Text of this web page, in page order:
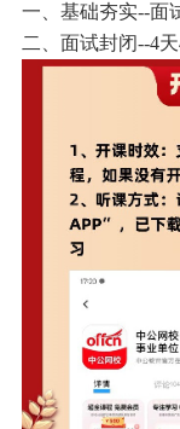
一、基础夯实--面
二、面试封闭--4